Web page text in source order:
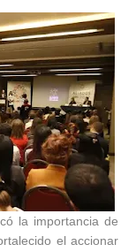
la importancia de
el accionar